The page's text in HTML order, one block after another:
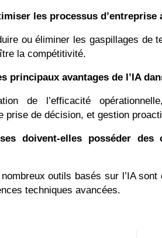
les processus d’entreprise
ou éliminer les gaspillages de
la compétitivité.
principaux avantages de l’IA
de l’efficacité
prise de décision, et gestion
doivent-elles posséder des
outils basés sur l’IA
techniques avancées.